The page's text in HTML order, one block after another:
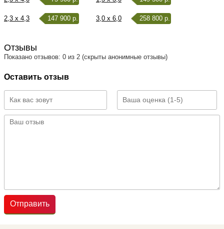
2,3 x 4,3 147 900 р. 3,0 x 6,0 258 800 р.
Отзывы
Показано отзывов: 0 из 2 (скрыты анонимные отзывы)
Оставить отзыв
Отправить